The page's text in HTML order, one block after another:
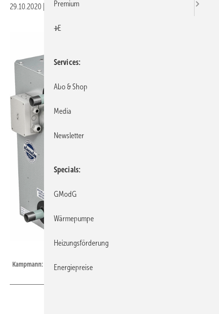
29.10.2020 Veröffentlicht in
Kampmann: TOP-Lufterhitzer.
Premium
+E
Services
Abo & Shop
Media
Newsletter
Specials
GModG
Wärmepumpe
Heizungsförderung
Energiepreise